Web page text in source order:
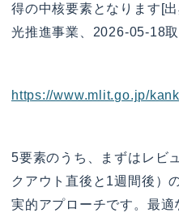
得の中核要素となります[
光推進事業、2026-05-18取
https://www.mlit.go.jp/
5要素のうち、まずはレビ
クアウト直後と1週間後）
実的アプローチです。最適